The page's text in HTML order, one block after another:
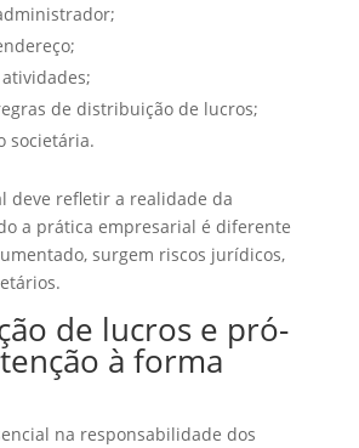
de distribuição de lucros;
societária.
deve refletir a realidade da
a prática empresarial é diferente
surgem riscos jurídicos,
de lucros e pró-
à forma
na responsabilidade dos